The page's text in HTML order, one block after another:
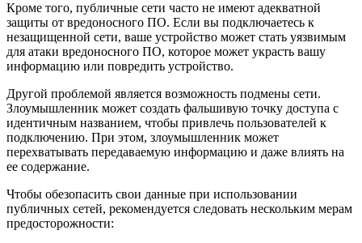
Кроме того, публичные сети часто не имеют адекватной
защиты от вредоносного ПО. Если вы подключаетесь к
незащищенной сети, ваше устройство может стать уязвимым
для атаки вредоносного ПО, которое может украсть вашу
информацию или повредить устройство.
Другой проблемой является возможность подмены сети.
Злоумышленник может создать фальшивую точку доступа с
идентичным названием, чтобы привлечь пользователей к
подключению. При этом, злоумышленник может
перехватывать передаваемую информацию и даже влиять на
ее содержание.
Чтобы обезопасить свои данные при использовании
публичных сетей, рекомендуется следовать нескольким мерам
предосторожности: